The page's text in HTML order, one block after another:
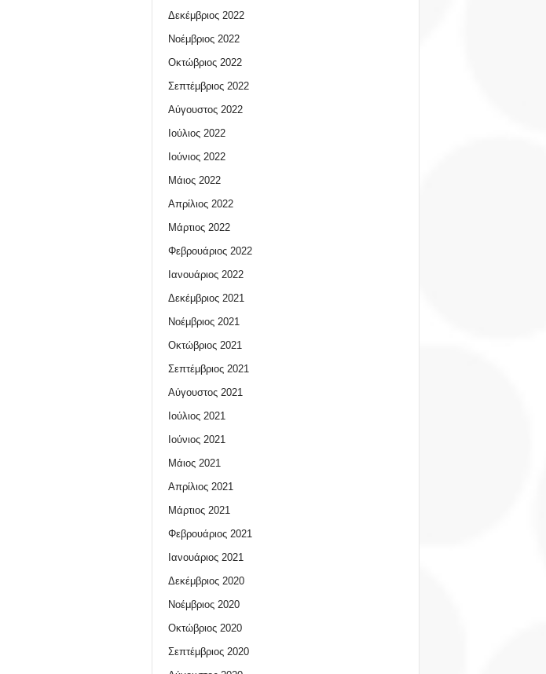
Δεκέμβριος 2022
Νοέμβριος 2022
Οκτώβριος 2022
Σεπτέμβριος 2022
Αύγουστος 2022
Ιούλιος 2022
Ιούνιος 2022
Μάιος 2022
Απρίλιος 2022
Μάρτιος 2022
Φεβρουάριος 2022
Ιανουάριος 2022
Δεκέμβριος 2021
Νοέμβριος 2021
Οκτώβριος 2021
Σεπτέμβριος 2021
Αύγουστος 2021
Ιούλιος 2021
Ιούνιος 2021
Μάιος 2021
Απρίλιος 2021
Μάρτιος 2021
Φεβρουάριος 2021
Ιανουάριος 2021
Δεκέμβριος 2020
Νοέμβριος 2020
Οκτώβριος 2020
Σεπτέμβριος 2020